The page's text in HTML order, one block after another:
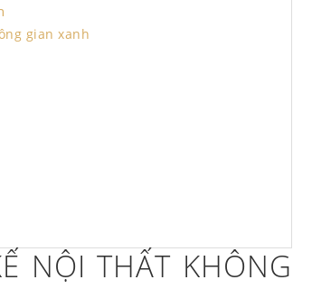
gian xanh
NỘI THẤT KHÔNG